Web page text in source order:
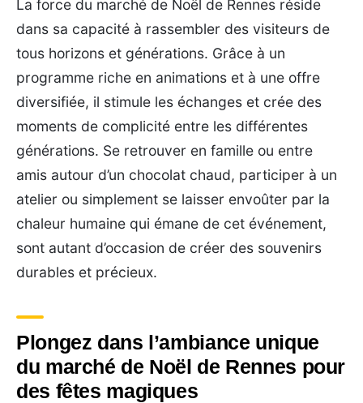
La force du marché de Noël de Rennes réside
dans sa capacité à rassembler des visiteurs de
tous horizons et générations. Grâce à un
programme riche en animations et à une offre
diversifiée, il stimule les échanges et crée des
moments de complicité entre les différentes
générations. Se retrouver en famille ou entre
amis autour d’un chocolat chaud, participer à un
atelier ou simplement se laisser envoûter par la
chaleur humaine qui émane de cet événement,
sont autant d’occasion de créer des souvenirs
durables et précieux.
Plongez dans l’ambiance unique
du marché de Noël de Rennes pour
des fêtes magiques